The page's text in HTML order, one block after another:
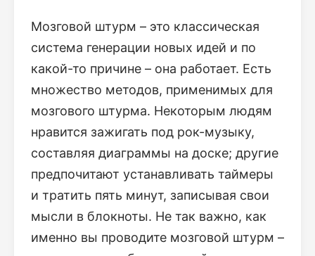
Мозговой штурм – это классическая
система генерации новых идей и по
какой-то причине – она ​​работает. Есть
множество методов, применимых для
мозгового штурма. Некоторым людям
нравится зажигать под рок-музыку,
составляя диаграммы на доске; другие
предпочитают устанавливать таймеры
и тратить пять минут, записывая свои
мысли в блокноты. Не так важно, как
именно вы проводите мозговой штурм –